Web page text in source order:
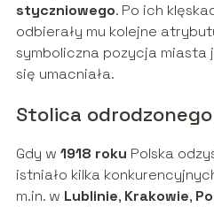
styczniowego. Po ich
odbierały mu kolejne
symboliczna pozycja miasta
się umacniała.
Stolica
Gdy w 1918 roku Polska
istniało kilka
m.in. w Lublinie, Krakowie,